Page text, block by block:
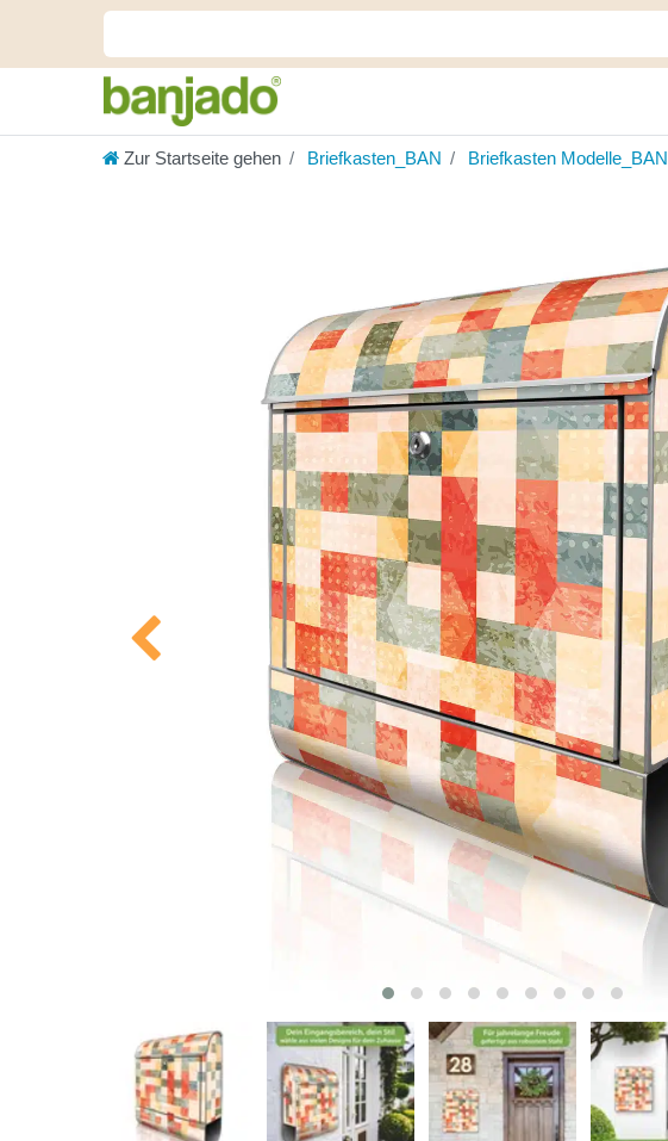
Zur Startseite gehen Briefkasten_BAN Briefkasten Modelle_BAN